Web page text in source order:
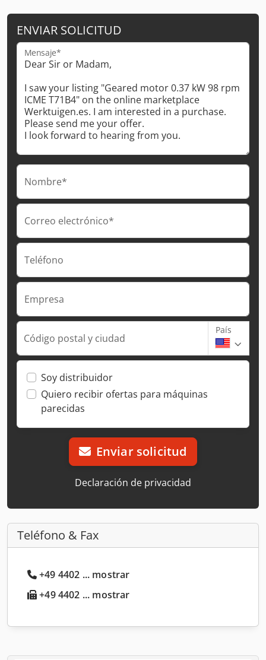
ENVIAR SOLICITUD
Mensaje*
Nombre*
Correo electrónico*
Teléfono
Empresa
Código postal y ciudad
País
Soy distribuidor
Quiero recibir ofertas para máquinas
parecidas
Enviar solicitud
Declaración de privacidad
Teléfono & Fax
+49 4402 ... mostrar
+49 4402 ... mostrar